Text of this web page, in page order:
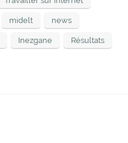
midelt news
Inezgane Résultats